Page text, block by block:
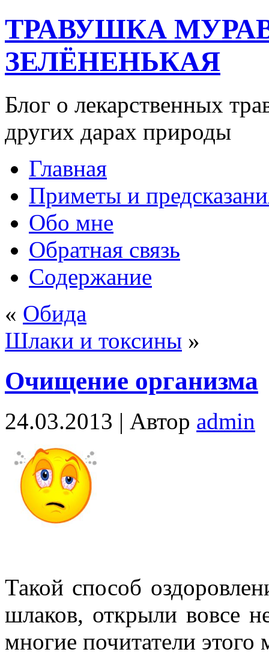
ТРАВУШКА
ЗЕЛЁНЕНЬКАЯ
Блог о лекарственных
других дарах природы
Главная
Приметы и
Обо мне
Обратная связь
Содержание
« Обида
Шлаки и токсины »
Очищение организма
24.03.2013 | Автор admin
Такой способ
шлаков, открыли вовсе
многие почитатели этого